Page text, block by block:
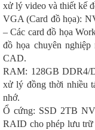
xử lý video và thiết kế
VGA (Card đồ họa):
– Các card đồ họa
đồ họa chuyên
CAD.
RAM: 128GB DDR4/
xử lý đồng thời nhiều
nhớ.
Ổ cứng: SSD 2TB
RAID cho phép lưu trữ